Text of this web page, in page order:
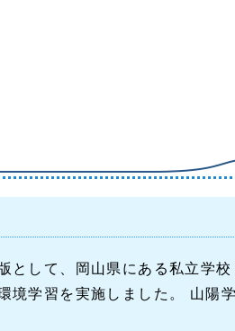
として、岡山県にある私立学
境学習を実施しました。 山陽